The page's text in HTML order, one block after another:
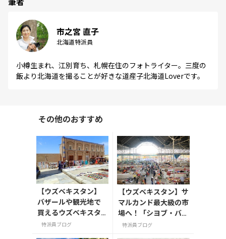
市之宮 直子
北海道特派員
小樽生まれ、江別育ち、札幌在住のフォトライター。三度の
飯より北海道を撮ることが好きな道産子北海道Loverです。
その他のおすすめ
【ウズベキスタン】
バザールや観光地で
買えるウズベキスタ
ンのお土産
特派員ブログ
【ウズベキスタン】サ
マルカンド最大級の市
場へ！「シヨブ・バザ
ール」で購入したいお
特派員ブログ